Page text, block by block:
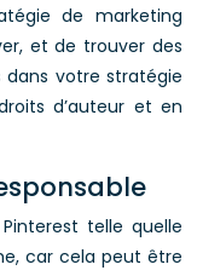
de marketing
et de trouver des
dans votre stratégie
d’auteur et en
telle quelle
car cela peut être